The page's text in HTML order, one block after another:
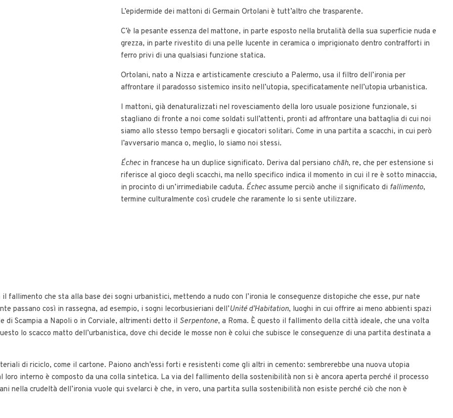
L’epidermide dei mattoni di Germain Ortolani è tutt’altro che trasparente.
C’è la pesante essenza del mattone, in parte esposto nella brutalità della sua superficie nuda e
grezza, in parte rivestito di una pelle lucente in ceramica o imprigionato dentro contrafforti in
ferro privi di una qualsiasi funzione statica.
Ortolani, nato a Nizza e artisticamente cresciuto a Palermo, usa il filtro dell’ironia per
affrontare il paradosso sistemico insito nell’utopia, specificatamente nell’utopia urbanistica.
I mattoni, già denaturalizzati nel rovesciamento della loro usuale posizione funzionale, si
stagliano di fronte a noi come soldati sull’attenti, pronti ad affrontare una battaglia di cui noi
siamo allo stesso tempo bersagli e giocatori solitari. Come in una partita a scacchi, in cui però
l’avversario manca o, meglio, lo siamo noi stessi.
Échecin francese ha un duplice significato. Deriva dal persiano chāh, re, che per estensione si
riferisce al gioco degli scacchi, ma nello specifico indica il momento in cui il re è sotto minaccia,
in procinto di un’irrimediabile caduta. Échecassume perciò anche il significato di fallimento,
termine culturalmente così crudele che raramente lo si sente utilizzare.
che sta alla base dei sogni urbanistici, mettendo a nudo con l’ironia le conseguenze distopiche che esse, pur nate
passano così in rassegna, ad esempio, i sogni lecorbusieriani dell’Unité d’Habitation, luoghi in cui offrire ai meno abbienti spazi
Scampia a Napoli o in Corviale, altrimenti detto il Serpentone, a Roma. È questo il fallimento della città ideale, che una volta
lo scacco matto dell’urbanistica, dove chi decide le mosse non è colui che subisce le conseguenze di una partita destinata a
di riciclo, come il cartone. Paiono anch’essi forti e resistenti come gli altri in cemento: sembrerebbe una nuova utopia
interno è composto da una colla sintetica. La via del fallimento della sostenibilità non si è ancora aperta perché il processo
nella crudeltà dell’ironia vuole qui svelarci è che, in vero, una partita sulla sostenibilità non esiste perché ciò che non è